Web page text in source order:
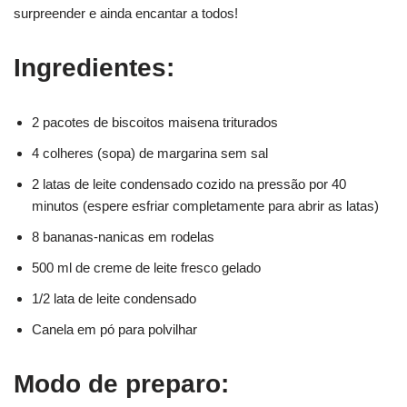
surpreender e ainda encantar a todos!
Ingredientes:
2 pacotes de biscoitos maisena triturados
4 colheres (sopa) de margarina sem sal
2 latas de leite condensado cozido na pressão por 40
minutos (espere esfriar completamente para abrir as latas)
8 bananas-nanicas em rodelas
500 ml de creme de leite fresco gelado
1/2 lata de leite condensado
Canela em pó para polvilhar
Modo de preparo: